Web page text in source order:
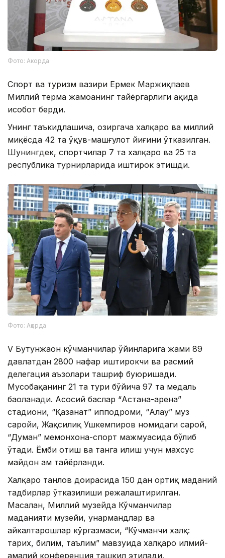
Фото: Акорда
Спорт ва туризм вазири Ермек Маржиқпаев
Миллий терма жамоанинг тайёргарлиги ҳақида
ҳисобот берди.
Унинг таъкидлашича, ҳозиргача халқаро ва миллий
миқёсда 42 та ўқув-машғулот йиғини ўтказилган.
Шунингдек, спортчилар 7 та халқаро ва 25 та
республика турнирларида иштирок этишди.
Фото: Ақорда
V Бутунжаҳон кўчманчилар ўйинларига жами 89
давлатдан 2800 нафар иштирокчи ва расмий
делегация аъзолари ташриф буюришади.
Мусобақанинг 21 та тури бўйича 97 та медаль
баҳоланади. Асосий баҳслар “Астана-арена”
стадиони, “Қазанат” ипподроми, “Алау” муз
саройи, Жақсилиқ Ушкемпиров номидаги сарой,
“Думан” меҳмонхона-спорт мажмуасида бўлиб
ўтади. Ёмби отиш ва танга илиш учун махсус
майдон ҳам тайёрланди.
Халқаро танлов доирасида 150 дан ортиқ маданий
тадбирлар ўтказилиши режалаштирилган.
Масалан, Миллий музейда Кўчманчилар
маданияти музейи, ҳунармандлар ва
ҳайкалтарошлар кўргазмаси, “Кўчманчи халқ:
тарих, билим, таълим” мавзуида халқаро илмий-
амалий конференция ташкил этилади.